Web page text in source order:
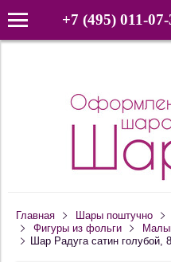
+7 (495) 011-
Главная Шары поштучно
Фигуры из фольги
Шар Радуга сатин голубой,